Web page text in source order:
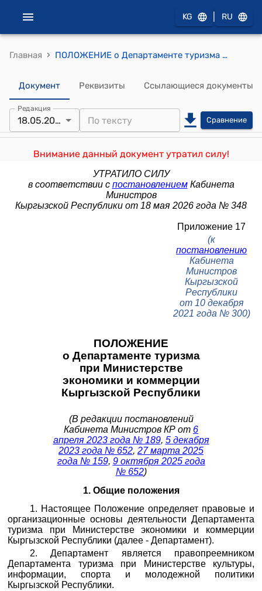
KG RU
Главная › ПОЛОЖЕНИЕ о Департаменте туризма при Министерстве экономики и коммерции Кыргызской Республики (к постановлению Кабинета Министров КР от 10 декабря 2021 года № 300)
Документ Реквизиты Ссылающиеся документы
Редакция
18.05.2026 Сравнение
Внимание данный документ утратил силу!